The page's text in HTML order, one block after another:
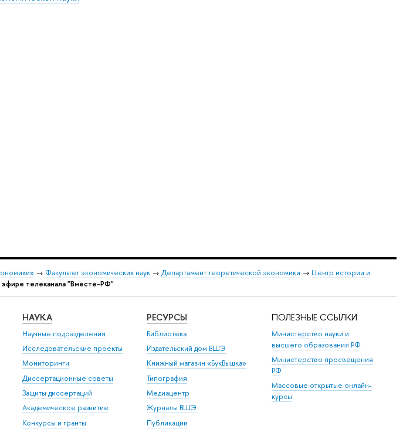
→ Факультет экономических наук → Департамент теоретической экономики → Центр истории и
телеканала "Вместе-РФ"
НАУКА
Научные подразделения
Исследовательские проекты
Мониторинги
Диссертационные советы
Защиты диссертаций
Академическое развитие
Конкурсы и гранты
РЕСУРСЫ
Библиотека
Издательский дом ВШЭ
Книжный магазин «БукВышка»
Типография
Медиацентр
Журналы ВШЭ
Публикации
ПОЛЕЗНЫЕ ССЫЛКИ
Министерство науки и
высшего образования РФ
Министерство просвещения
РФ
Массовые открытые онлайн-
курсы